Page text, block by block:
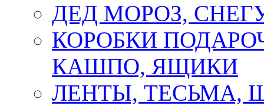
ДЕД МОРОЗ,
КОРОБКИ
КАШПО, ЯЩИКИ
ЛЕНТЫ, ТЕСЬМА,